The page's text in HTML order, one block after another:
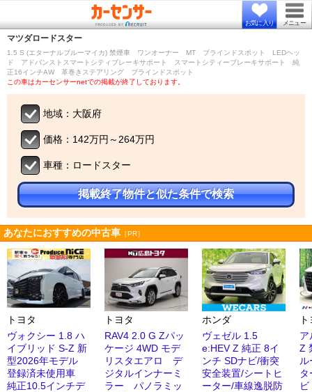
お気に入り メニュー
マツダロードスター
1.5 S (エターナルブルーマイカ) 禁煙車 ワンオーナー MT ブラインドスポット LEDヘッ
ド アドバンストスマートシティブレーキサポート スマートシティーブレーキサポート 純
正16インチAW 革巻きステアリング ブラインドスポット
この車はカーセンサーnetでの掲載が終了しております。
地域：大阪府
価格：142万円～264万円
車種：ロードスター
掲載終了物件と似た条件で検索
あなたにおすすめの中古車 ［PR］
トヨタ
ヴォクシー 1.8 ハ
イブリッド S-Z 新
型2026年モデル
登録済未使用車
純正10.5インチデ
トヨタ
RAV4 2.0 G Zパッ
ケージ 4WD モデ
リスタエアロ デ
ジタルインナーミ
ラー パノラミッ
ホンダ
ヴェゼル 1.5
e:HEV Z 純正 8イ
ンチ SDナビ/衝突
安全装置/シートヒ
ーター/車線逸脱防
ア
Z